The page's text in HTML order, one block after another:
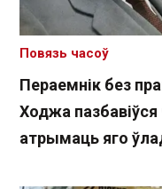
Пераемнік без
Ходжа пазбавіўся
атрымаць яго
Повязь часоў